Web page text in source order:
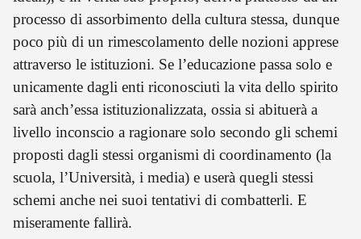
processo di assorbimento della cultura stessa, dunque
poco più di un rimescolamento delle nozioni apprese
attraverso le istituzioni. Se l’educazione passa solo e
unicamente dagli enti riconosciuti la vita dello spirito
sarà anch’essa istituzionalizzata, ossia si abituerà a
livello inconscio a ragionare solo secondo gli schemi
proposti dagli stessi organismi di coordinamento (la
scuola, l’Università, i media) e userà quegli stessi
schemi anche nei suoi tentativi di combatterli. E
miseramente fallirà.